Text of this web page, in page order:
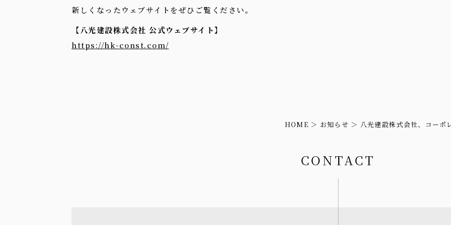
新しくなったウェブサイトをぜひご覧ください。
【八光建設株式会社 公式ウェブサイト】
https://hk-const.com/
HOME お知らせ 八光建設株式会社、コーポ
CONTACT